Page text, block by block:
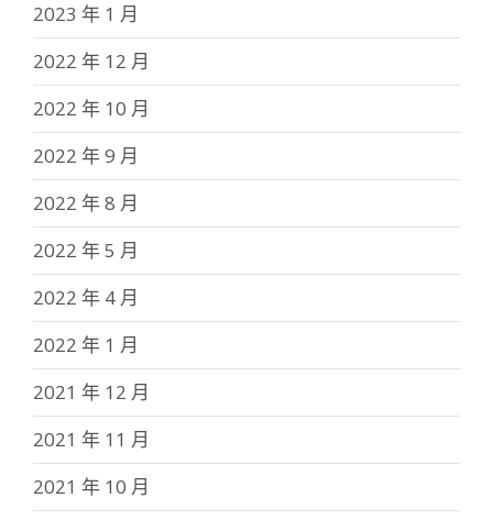
2023 年 1 月
2022 年 12 月
2022 年 10 月
2022 年 9 月
2022 年 8 月
2022 年 5 月
2022 年 4 月
2022 年 1 月
2021 年 12 月
2021 年 11 月
2021 年 10 月